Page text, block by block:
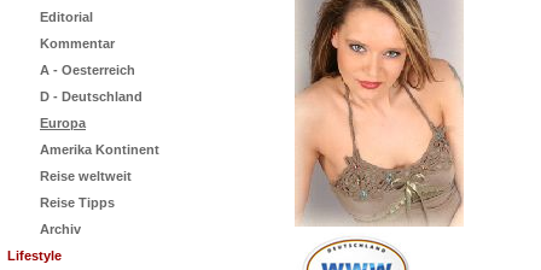
Editorial
Kommentar
A - Oesterreich
D - Deutschland
Europa
Amerika Kontinent
Reise weltweit
Reise Tipps
Archiv
Lifestyle